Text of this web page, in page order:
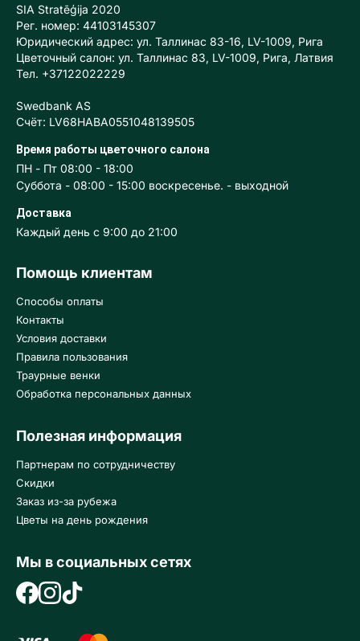
SIA Stratēģija 2020
Рег. номер: 44103145307
Юридический адрес: ул. Таллинас 83-16, LV-1009, Рига
Цветочный салон: ул. Таллинас 83, LV-1009, Рига, Латвия
Тел. +37122022229
Swedbank AS
Счёт: LV68HABA0551048139505
Время работы цветочного салона
ПН - Пт 08:00 - 18:00
Суббота - 08:00 - 15:00 воскресенье. - выходной
Доставка
Каждый день с 9:00 до 21:00
Помощь клиентам
Способы оплаты
Контакты
Условия доставки
Правила пользования
Траурные венки
Обработка персональных данных
Полезная информация
Партнерам по сотрудничеству
Скидки
Заказ из-за рубежа
Цветы на день рождения
Мы в социальных сетях